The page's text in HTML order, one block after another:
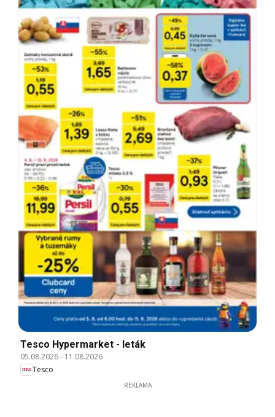
Tesco Hypermarket - leták
05.08.2026- 11.08.2026
Tesco
REKLAMA